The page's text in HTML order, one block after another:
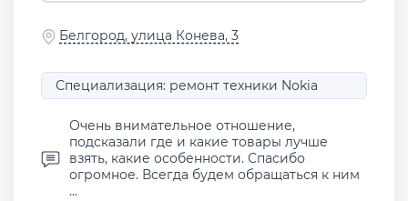
Белгород, улица Конева, 3
Специализация: ремонт техники Nokia
Очень внимательное отношение,
подсказали где и какие товары лучше
взять, какие особенности. Спасибо
огромное. Всегда будем обращаться к ним
...